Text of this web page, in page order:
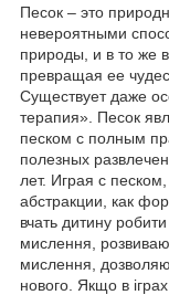
Песок – это
невероятными
природы, и в то же
превращая ее
Существует даже
терапия». Песок
песком с полным
полезных
лет. Играя с
абстракции, как
вчать дитину
мислення,
мислення,
нового. Якщо в